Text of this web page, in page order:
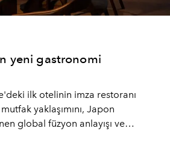
yeni gastronomi
ilk otelinin imza restoranı
yaklaşımını, Japon
global füzyon anlayışı ve